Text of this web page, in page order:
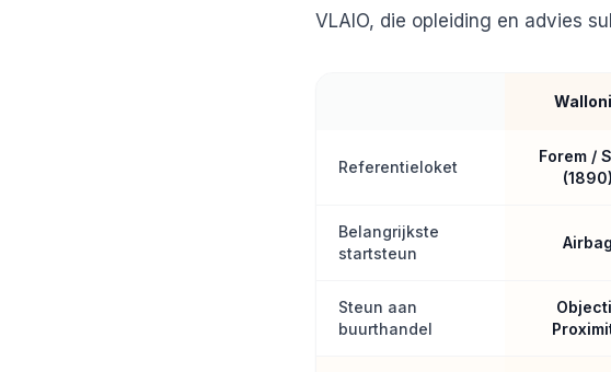
VLAIO, die opleiding en advies
Referentieloket
Forem /
(1890)
Belangrijkste
startsteun
Airbag
Steun aan
buurthandel